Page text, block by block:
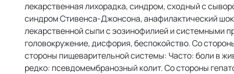
лекарственная лихорадка, синдром, сходный с
синдром Стивенса-Джонсона, анафилактический
лекарственной сыпи с эозинофилией и системными
головокружение, дисфория, беспокойство. Со
стороны пищеварительной системы: Часто: боли в
редко: псевдомембранозный колит. Со стороны